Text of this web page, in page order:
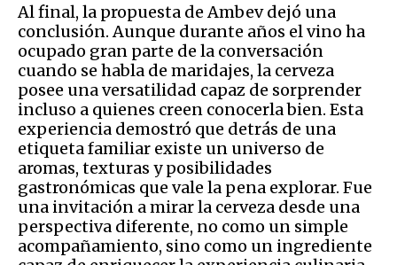
Al final, la propuesta de Ambev dejó una
conclusión. Aunque durante años el vino ha
ocupado gran parte de la conversación
cuando se habla de maridajes, la cerveza
posee una versatilidad capaz de sorprender
incluso a quienes creen conocerla bien. Esta
experiencia demostró que detrás de una
etiqueta familiar existe un universo de
aromas, texturas y posibilidades
gastronómicas que vale la pena explorar. Fue
una invitación a mirar la cerveza desde una
perspectiva diferente, no como un simple
acompañamiento, sino como un ingrediente